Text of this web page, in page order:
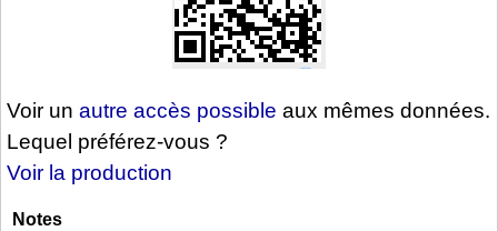
Voir un autre accès possible aux mêmes données.
Lequel préférez-vous ?
Voir la production
Notes